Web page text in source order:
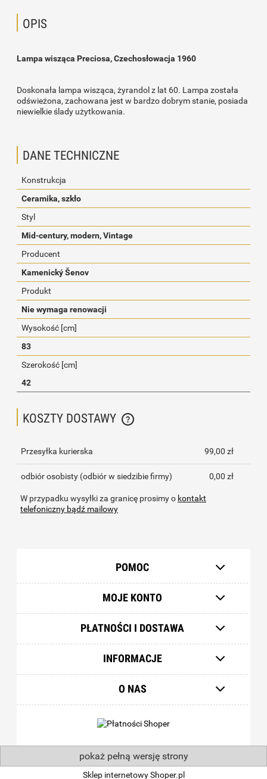
OPIS
Lampa wisząca Preciosa, Czechosłowacja 1960
Doskonała lampa wisząca, żyrandol z lat 60. Lampa została
odświeżona, zachowana jest w bardzo dobrym stanie, posiada
niewielkie ślady użytkowania.
DANE TECHNICZNE
Konstrukcja
Ceramika, szkło
Styl
Mid-century, modern, Vintage
Producent
Kamenický Šenov
Produkt
Nie wymaga renowacji
Wysokość [cm]
83
Szerokość [cm]
42
KOSZTY DOSTAWY
CENA NIE ZAWIERA EWENTUALNYCH KOSZTÓW PŁATNOŚCI
Przesyłka kurierska 99,00 zł
odbiór osobisty (odbiór w siedzibie firmy) 0,00 zł
W przypadku wysyłki za granicę prosimy o kontakt
telefoniczny bądź mailowy
POMOC
MOJE KONTO
PŁATNOŚCI I DOSTAWA
INFORMACJE
O NAS
pokaż pełną wersję strony
Sklep internetowy Shoper.pl